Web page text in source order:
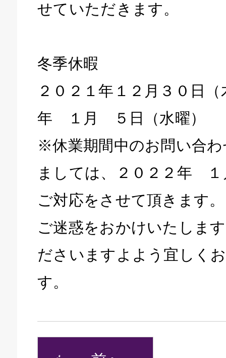
せていただきます。
冬季休暇
２０２１年１２月３０日
年 １月 ５日（水曜）
※休業期間中のお問い合
ましては、２０２２年
ご対応をさせて頂きます。
ご迷惑をおかけいたしま
ださいますよよう宜しく
す。